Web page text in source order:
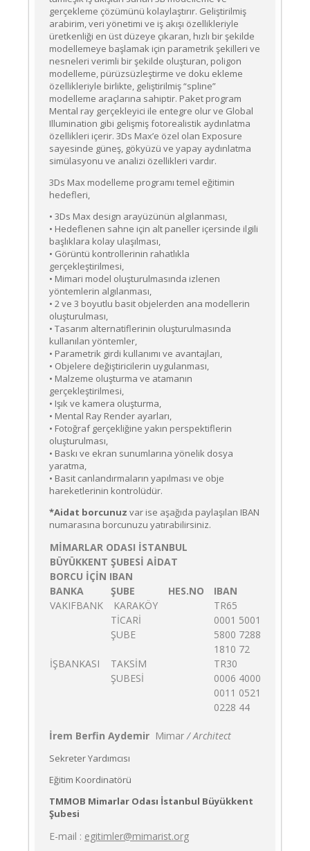
gerçekleme çözümünü kolaylaştırır. Geliştirilmiş
arabirim, veri yönetimi ve iş akışı özellikleriyle
üretkenliği en üst düzeye çıkaran, hızlı bir şekilde
modellemeye başlamak için parametrik şekilleri ve
nesneleri verimli bir şekilde oluşturan, poligon
modelleme, pürüzsüzleştirme ve doku ekleme
özellikleriyle birlikte, geliştirilmiş “spline”
modelleme araçlarına sahiptir. Paket program
Mental ray gerçekleyici ile entegre olur ve Global
Illumination gibi gelişmiş fotorealistik aydınlatma
özellikleri içerir. 3Ds Max’e özel olan Exposure
sayesinde güneş, gökyüzü ve yapay aydınlatma
simülasyonu ve analizi özellikleri vardır.
3Ds Max modelleme programı temel eğitimin
hedefleri,
• 3Ds Max design arayüzünün algılanması,
• Hedeflenen sahne için alt paneller içersinde ilgili
başlıklara kolay ulaşılması,
• Görüntü kontrollerinin rahatlıkla
gerçekleştirilmesi,
• Mimari model oluşturulmasında izlenen
yöntemlerin algılanması,
• 2 ve 3 boyutlu basit objelerden ana modellerin
oluşturulması,
• Tasarım alternatiflerinin oluşturulmasında
kullanılan yöntemler,
• Parametrik girdi kullanımı ve avantajları,
• Objelere değiştiricilerin uygulanması,
• Malzeme oluşturma ve atamanın
gerçekleştirilmesi,
• Işık ve kamera oluşturma,
• Mental Ray Render ayarları,
• Fotoğraf gerçekliğine yakın perspektiflerin
oluşturulması,
• Baskı ve ekran sunumlarına yönelik dosya
yaratma,
• Basit canlandırmaların yapılması ve obje
hareketlerinin kontrolüdür.
*Aidat borcunuz var ise aşağıda paylaşılan IBAN
numarasına borcunuzu yatırabilirsiniz.
MİMARLAR ODASI İSTANBUL
BÜYÜKKENT ŞUBESİ AİDAT
BORCU İÇİN IBAN
BANKA
ŞUBE HES.NO
IBAN
VAKIFBANK
KARAKÖY
TİCARİ
ŞUBE
TR65
0001 5001
5800 7288
1810 72
İŞBANKASI
TAKSİM
ŞUBESİ
TR30
0006 4000
0011 0521
0228 44
İrem Berfin Aydemir Mimar/ Architect
Sekreter Yardımcısı
Eğitim Koordinatörü
TMMOB Mimarlar Odası İstanbul Büyükkent
Şubesi
E-mail : egitimler@mimarist.org